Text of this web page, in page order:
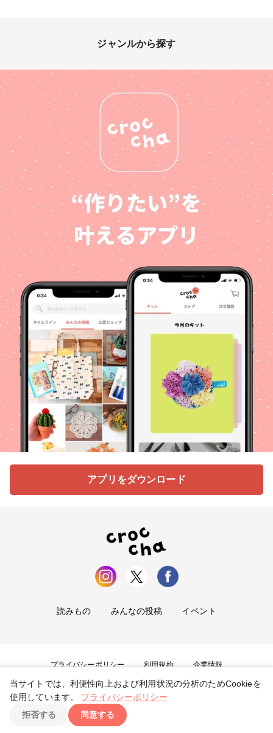
ジャンルから探す
アプリをダウンロード
読みもの みんなの投稿 イベント
プライバシーポリシー 利用規約 企業情報
お問い合わせ
Copyright ©2026tryangle Co., Ltd. All Rights Reserved.
当サイトでは、利便性向上および利用状況の分析のためCookieを
使用しています。
プライバシーポリシー
拒否する
同意する